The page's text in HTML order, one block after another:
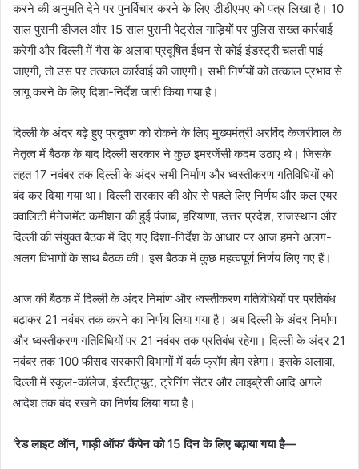
करने की अनुमति देने पर पुनर्विचार करने के लिए डीडीएमए को पत्र लिखा है। 10
साल पुरानी डीजल और 15 साल पुरानी पेट्रोल गाड़ियों पर पुलिस सख्त कार्रवाई
करेगी और दिल्ली में गैस के अलावा प्रदूषित ईंधन से कोई इंडस्ट्री चलती पाई
जाएगी, तो उस पर तत्काल कार्रवाई की जाएगी। सभी निर्णयों को तत्काल प्रभाव से
लागू करने के लिए दिशा-निर्देश जारी किया गया है।
दिल्ली के अंदर बढ़े हुए प्रदूषण को रोकने के लिए मुख्यमंत्री अरविंद केजरीवाल के
नेतृत्व में बैठक के बाद दिल्ली सरकार ने कुछ इमरजेंसी कदम उठाए थे। जिसके
तहत 17 नवंबर तक दिल्ली के अंदर सभी निर्माण और ध्वस्तीकरण गतिविधियों को
बंद कर दिया गया था। दिल्ली सरकार की ओर से पहले लिए निर्णय और कल एयर
क्वालिटी मैनेजमेंट कमीशन की हुई पंजाब, हरियाणा, उत्तर प्रदेश, राजस्थान और
दिल्ली की संयुक्त बैठक में दिए गए दिशा-निर्देश के आधार पर आज हमने अलग-
अलग विभागों के साथ बैठक की। इस बैठक में कुछ महत्वपूर्ण निर्णय लिए गए हैं।
आज की बैठक में दिल्ली के अंदर निर्माण और ध्वस्तीकरण गतिविधियों पर प्रतिबंध
बढ़ाकर 21 नवंबर तक करने का निर्णय लिया गया है। अब दिल्ली के अंदर निर्माण
और ध्वस्तीकरण गतिविधियों पर 21 नवंबर तक प्रतिबंध रहेगा। दिल्ली के अंदर 21
नवंबर तक 100 फीसद सरकारी विभागों में वर्क फ्रॉम होम रहेगा। इसके अलावा,
दिल्ली में स्कूल-कॉलेज, इंस्टीट्यूट, ट्रेनिंग सेंटर और लाइब्रेसी आदि अगले
आदेश तक बंद रखने का निर्णय लिया गया है।
‘रेड लाइट ऑन, गाड़ी ऑफ’ कैंपेन को 15 दिन के लिए बढ़ाया गया है—